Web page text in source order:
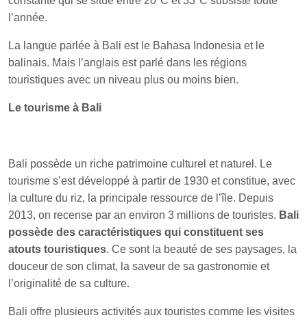
l’année.
La langue parlée à Bali est le Bahasa Indonesia et le
balinais. Mais l’anglais est parlé dans les régions
touristiques avec un niveau plus ou moins bien.
Le tourisme à Bali
Bali possède un riche patrimoine culturel et naturel. Le
tourisme s’est développé à partir de 1930 et constitue, avec
la culture du riz, la principale ressource de l’île. Depuis
2013, on recense par an environ 3 millions de touristes. Bali
possède des caractéristiques qui constituent ses
atouts touristiques. Ce sont la beauté de ses paysages, la
douceur de son climat, la saveur de sa gastronomie et
l’originalité de sa culture.
Bali offre plusieurs activités aux touristes comme les visites